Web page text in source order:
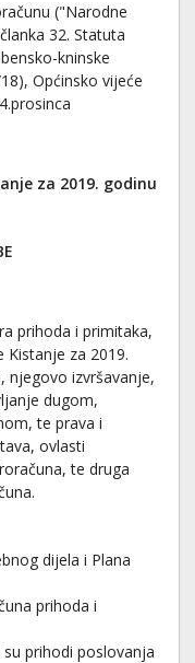
("Narodne
32. Statuta
kninske
Općinsko vijeće
za 2019. godinu
prihoda i primitaka,
Kistanje za 2019.
njegovo izvršavanje,
dugom,
te prava i
ovlasti
te druga
dijela i Plana
prihoda i
prihodi poslovanja